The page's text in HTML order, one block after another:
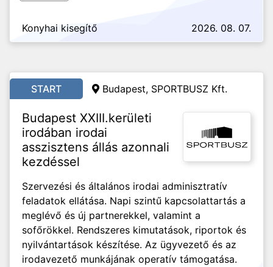
Konyhai kisegítő 2026. 08. 07.
START Budapest, SPORTBUSZ Kft.
Budapest XXIII.kerületi
irodában irodai
asszisztens állás azonnali
kezdéssel
Szervezési és általános irodai adminisztratív
feladatok ellátása. Napi szintű kapcsolattartás a
meglévő és új partnerekkel, valamint a
sofőrökkel. Rendszeres kimutatások, riportok és
nyilvántartások készítése. Az ügyvezető és az
irodavezető munkájának operatív támogatása.